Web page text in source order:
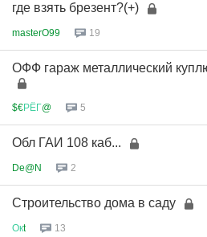
где взять брезент?(+)
masterO99 19
ОФФ гараж металлический
$€РЁГ@ 5
Обл ГАИ 108 каб...
De@N 2
Строительство дома в саду
Окt 13